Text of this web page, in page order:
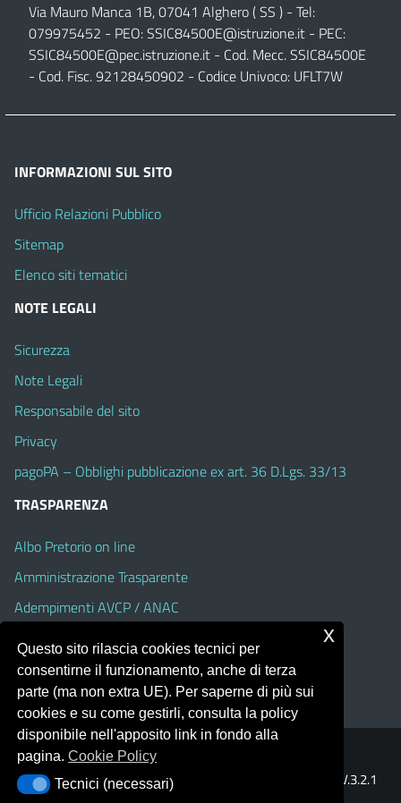
Via Mauro Manca 1B, 07041 Alghero ( SS ) - Tel:
079975452 - PEO:SSIC84500E@istruzione.it - PEC:
SSIC84500E@pec.istruzione.it - Cod. Mecc. SSIC84500E
- Cod. Fisc. 92128450902 - Codice Univoco: UFLT7W
INFORMAZIONI SUL SITO
Ufficio Relazioni Pubblico
Sitemap
Elenco siti tematici
NOTE LEGALI
Sicurezza
Note Legali
Responsabile del sito
Privacy
pagoPA – Obblighi pubblicazione ex art. 36 D.Lgs. 33/13
TRASPARENZA
Albo Pretorio on line
Amministrazione Trasparente
Adempimenti AVCP / ANAC
Accesso Civico
Dichiarazione di accessibilità
Portale realizzato con la piattaforma
Template Italia configurato sul tema accessibile
V.3.2.1
Questo sito rilascia cookies tecnici per
consentirne il funzionamento, anche di terza
parte (ma non extra UE). Per saperne di più sui
cookies e su come gestirli, consulta la policy
disponibile nell'apposito link in fondo alla
pagina.Cookie Policy
Tecnici (necessari)
Tecnici (necessari)
x